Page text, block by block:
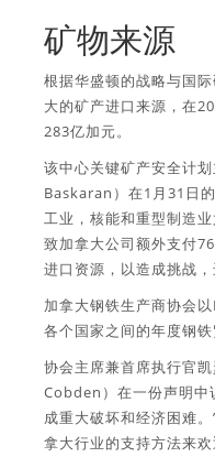
矿物来源
根据华盛顿的战略与国
大的矿产进口来源，在
283亿加元。
该中心关键矿产安全计
Baskaran）在1月31日
工业，核能和重型制造
致加拿大公司额外支付
进口资源，以造成挑战，
加拿大钢铁生产商协会
各个国家之间的年度钢
协会主席兼首席执行官
Cobden）在一份声明中
成重大破坏和经济困难
拿大行业的支持方法来